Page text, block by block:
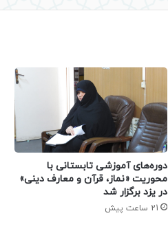
دوره‌های آموزشی تابستانی با
محوریت «نماز، قرآن و معارف دینی»
در یزد برگزار شد
21 ساعت پیش